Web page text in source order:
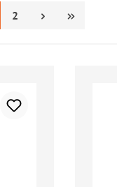
Seite
2